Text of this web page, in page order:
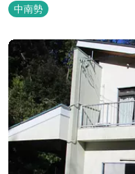
中南勢